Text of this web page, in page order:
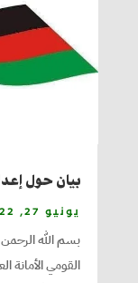
بيان حول
يونيو 27, 2022
بسم الله الرحمن
القومي الأمانة